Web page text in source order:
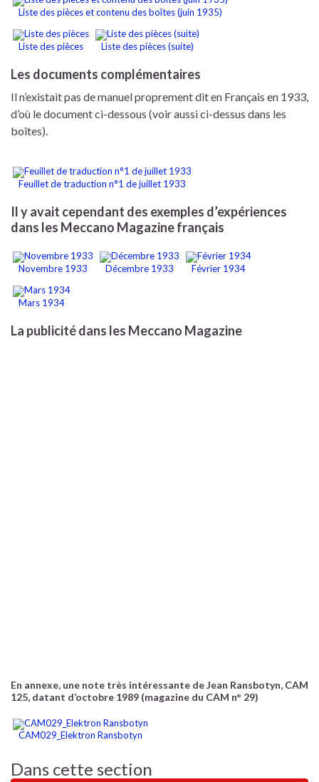
Liste des pièces et contenu des boîtes (juin 1935)
Liste des pièces Liste des pièces (suite)
Les documents complémentaires
Il n’existait pas de manuel proprement dit en Français en 1933,
d’où le document ci-dessous (voir aussi ci-dessus dans les
boîtes).
Feuillet de traduction n°1 de juillet 1933
Il y avait cependant des exemples d’expériences
dans les Meccano Magazine français
Novembre 1933 Décembre 1933 Février 1934
Mars 1934
La publicité dans les Meccano Magazine
En annexe, une note très intéressante de Jean Ransbotyn, CAM
125, datant d’octobre 1989 (magazine du CAM n° 29)
CAM029_Elektron Ransbotyn
Dans cette section